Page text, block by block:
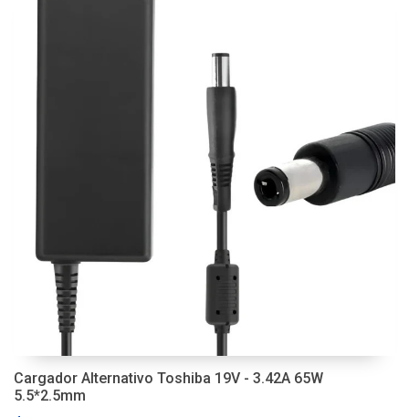
Cargador Alternativo Toshiba 19V - 3.42A 65W
5.5*2.5mm